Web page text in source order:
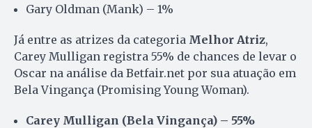
Gary Oldman (Mank) – 1%
Já entre as atrizes da categoria Melhor Atriz,
Carey Mulligan registra 55% de chances de levar o
Oscar na análise da Betfair.net por sua atuação em
Bela Vingança (Promising Young Woman).
Carey Mulligan (Bela Vingança) – 55%